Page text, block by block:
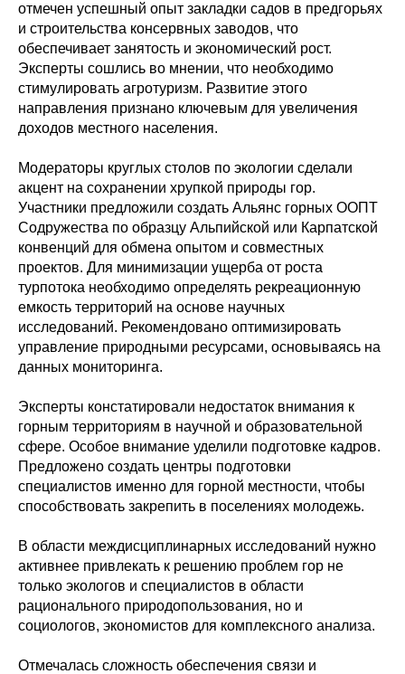
отмечен успешный опыт закладки садов в предгорьях
и строительства консервных заводов, что
обеспечивает занятость и экономический рост.
Эксперты сошлись во мнении, что необходимо
стимулировать агротуризм. Развитие этого
направления признано ключевым для увеличения
доходов местного населения.
Модераторы круглых столов по экологии сделали
акцент на сохранении хрупкой природы гор.
Участники предложили создать Альянс горных ООПТ
Содружества по образцу Альпийской или Карпатской
конвенций для обмена опытом и совместных
проектов. Для минимизации ущерба от роста
турпотока необходимо определять рекреационную
емкость территорий на основе научных
исследований. Рекомендовано оптимизировать
управление природными ресурсами, основываясь на
данных мониторинга.
Эксперты констатировали недостаток внимания к
горным территориям в научной и образовательной
сфере. Особое внимание уделили подготовке кадров.
Предложено создать центры подготовки
специалистов именно для горной местности, чтобы
способствовать закрепить в поселениях молодежь.
В области междисциплинарных исследований нужно
активнее привлекать к решению проблем гор не
только экологов и специалистов в области
рационального природопользования, но и
социологов, экономистов для комплексного анализа.
Отмечалась сложность обеспечения связи и